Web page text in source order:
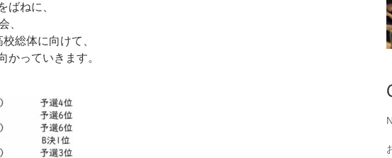
ばねに、
、
総体に向けて、
かっていきます。